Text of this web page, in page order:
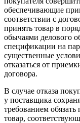
обеспечивающие
соответствии с
принять товар в
обычаями делового
спецификации на
существенные
отказаться от
договора.
В случае отказа
у поставщика
требованием
товар,